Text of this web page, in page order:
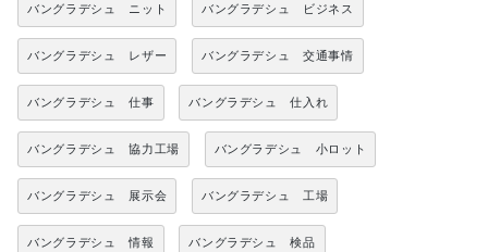
バングラデシュ ニット バングラデシュ ビジネス
バングラデシュ レザー バングラデシュ 交通事情
バングラデシュ 仕事 バングラデシュ 仕入れ
バングラデシュ 協力工場 バングラデシュ 小ロット
バングラデシュ 展示会 バングラデシュ 工場
バングラデシュ 情報 バングラデシュ 検品